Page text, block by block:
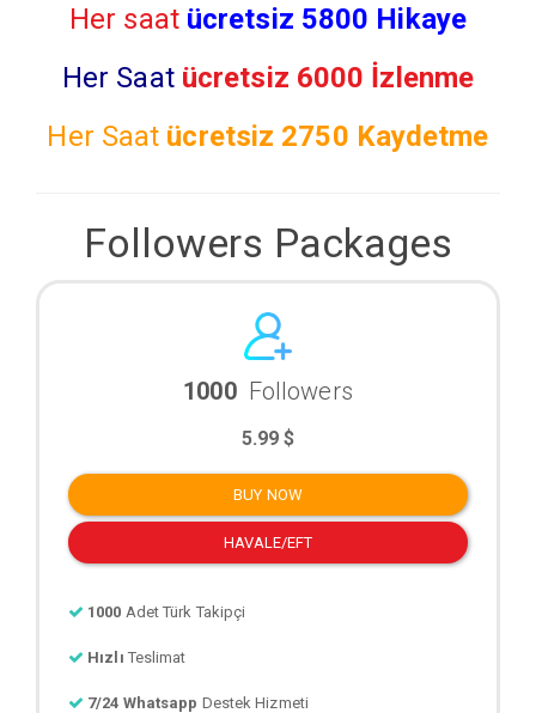
Her saat ücretsiz 5800 Hikaye
Her Saat ücretsiz 6000 İzlenme
Her Saat ücretsiz 2750 Kaydetme
Followers Packages
1000 Followers
5.99 $
BUY NOW
HAVALE/EFT
1000 Adet Türk Takipçi
Hızlı Teslimat
7/24 Whatsapp Destek Hizmeti